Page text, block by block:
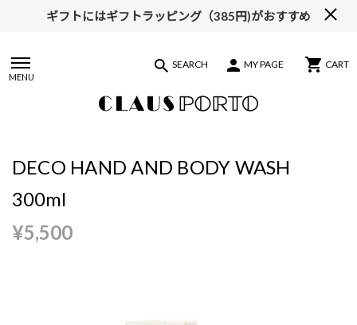
ギフトにはギフトラッピング（385円)がおすすめ
MENU
SEARCH MY PAGE CART
DECO HAND AND BODY WASH
300ml
¥5,500